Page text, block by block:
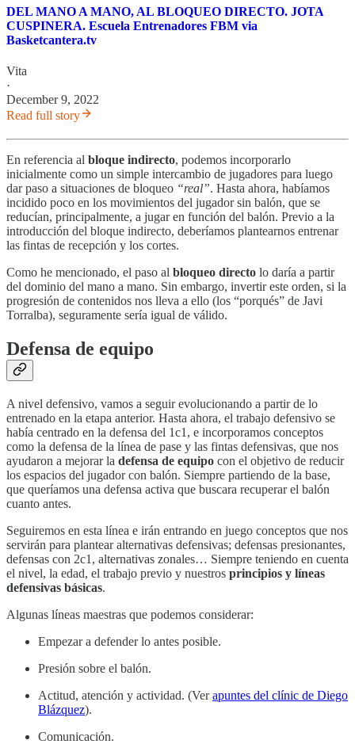
DEL MANO A MANO, AL BLOQUEO DIRECTO. JOTA
CUSPINERA. Escuela Entrenadores FBM via
Basketcantera.tv
Vita
·
December 9, 2022
Read full story
En referencia al bloque indirecto, podemos incorporarlo
inicialmente como un simple intercambio de jugadores para luego
dar paso a situaciones de bloqueo “real”. Hasta ahora, habíamos
incidido poco en los movimientos del jugador sin balón, que se
reducían, principalmente, a jugar en función del balón. Previo a la
introducción del bloque indirecto, deberíamos plantearnos entrenar
las fintas de recepción y los cortes.
Como he mencionado, el paso al bloqueo directo lo daría a partir
del dominio del mano a mano. Sin embargo, invertir este orden, si la
progresión de contenidos nos lleva a ello (los “porqués” de Javi
Torralba), seguramente sería igual de válido.
Defensa de equipo
A nivel defensivo, vamos a seguir evolucionando a partir de lo
entrenado en la etapa anterior. Hasta ahora, el trabajo defensivo se
había centrado en la defensa del 1c1, e incorporamos conceptos
como la defensa de la línea de pase y las fintas defensivas, que nos
ayudaron a mejorar la defensa de equipo con el objetivo de reducir
los espacios del jugador con balón. Siempre partiendo de la base,
que queríamos una defensa activa que buscara recuperar el balón
cuanto antes.
Seguiremos en esta línea e irán entrando en juego conceptos que nos
servirán para plantear alternativas defensivas; defensas presionantes,
defensas con 2c1, alternativas zonales… Siempre teniendo en cuenta
el nivel, la edad, el trabajo previo y nuestros principios y líneas
defensivas básicas.
Algunas líneas maestras que podemos considerar:
Empezar a defender lo antes posible.
Presión sobre el balón.
Actitud, atención y actividad. (Verapuntes del clínic de Diego
Blázquez).
Comunicación.